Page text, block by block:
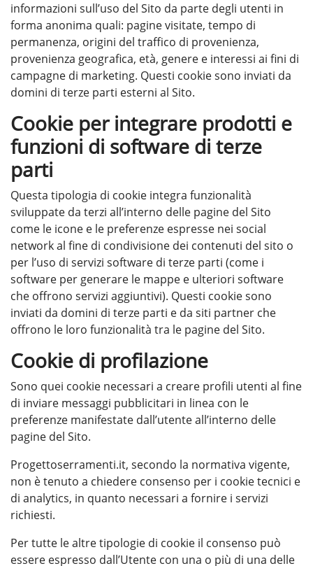
informazioni sull’uso del Sito da parte degli utenti in
forma anonima quali: pagine visitate, tempo di
permanenza, origini del traffico di provenienza,
provenienza geografica, età, genere e interessi ai fini di
campagne di marketing. Questi cookie sono inviati da
domini di terze parti esterni al Sito.
Cookie per integrare prodotti e
funzioni di software di terze
parti
Questa tipologia di cookie integra funzionalità
sviluppate da terzi all’interno delle pagine del Sito
come le icone e le preferenze espresse nei social
network al fine di condivisione dei contenuti del sito o
per l’uso di servizi software di terze parti (come i
software per generare le mappe e ulteriori software
che offrono servizi aggiuntivi). Questi cookie sono
inviati da domini di terze parti e da siti partner che
offrono le loro funzionalità tra le pagine del Sito.
Cookie di profilazione
Sono quei cookie necessari a creare profili utenti al fine
di inviare messaggi pubblicitari in linea con le
preferenze manifestate dall’utente all’interno delle
pagine del Sito.
Progettoserramenti.it, secondo la normativa vigente,
non è tenuto a chiedere consenso per i cookie tecnici e
di analytics, in quanto necessari a fornire i servizi
richiesti.
Per tutte le altre tipologie di cookie il consenso può
essere espresso dall’Utente con una o più di una delle